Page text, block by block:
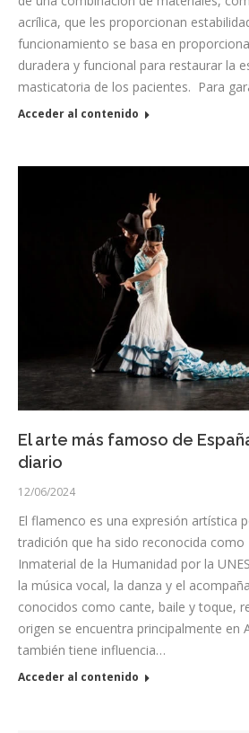
acrílica, que les proporcionan
funcionamiento se basa en
duradera y funcional para restaurar la
masticatoria de los pacientes. Para
Acceder al contenido
El arte más famoso de
diario
12/06/2024
El flamenco es una expresión artística
tradición que ha sido reconocida como
Inmaterial de la Humanidad por la
la música vocal, la danza y el
conocidos como cante, baile y toque,
origen se encuentra principalmente en
también tiene influencia…
Acceder al contenido